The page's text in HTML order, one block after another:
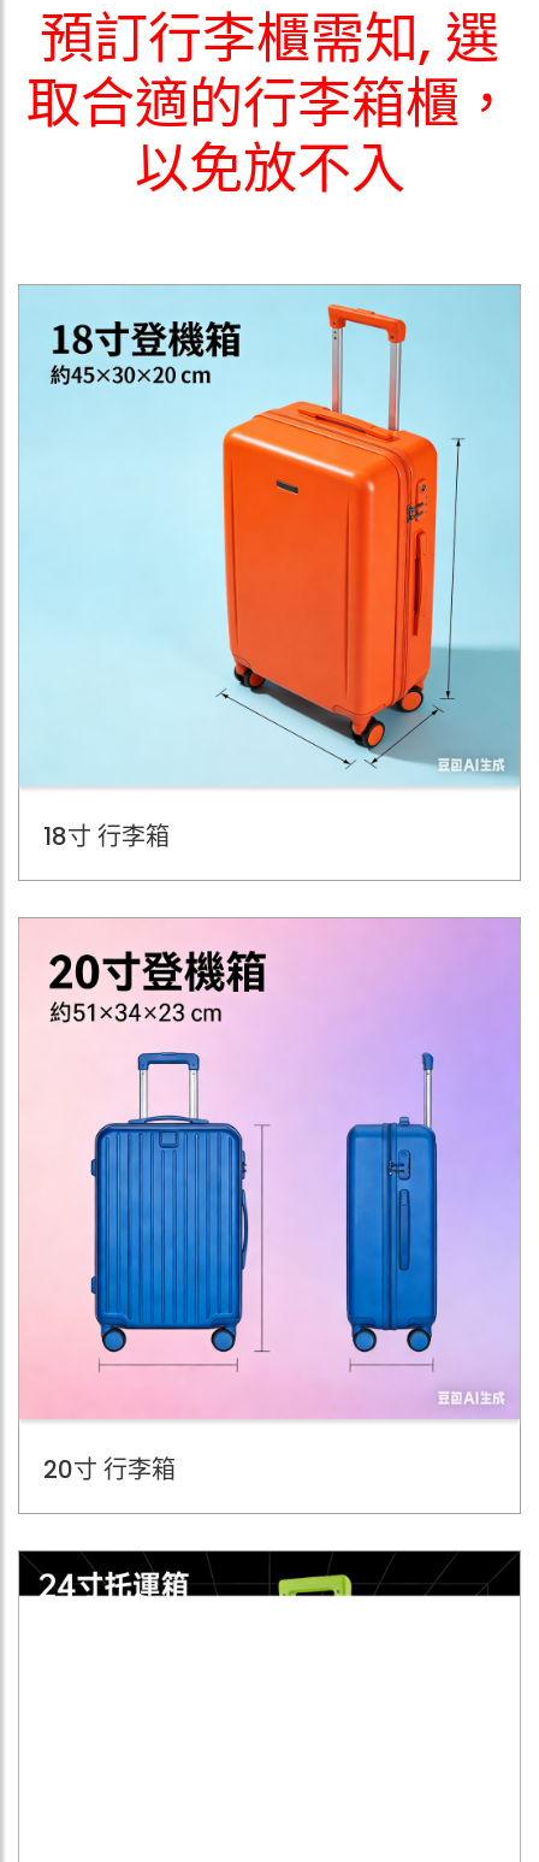
預訂行李櫃需知, 選
取合適的行李箱櫃，
以免放不入
18寸 行李箱
20寸 行李箱